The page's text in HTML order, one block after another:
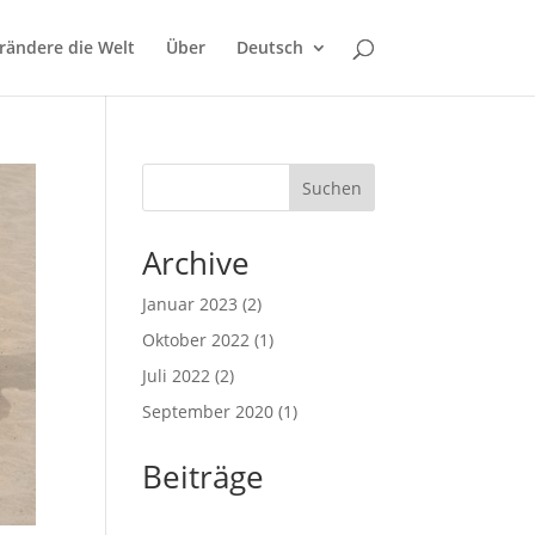
die Welt Über Deutsch
Suchen
Archive
Januar 2023 (2)
Oktober 2022 (1)
Juli 2022 (2)
September 2020 (1)
Beiträge